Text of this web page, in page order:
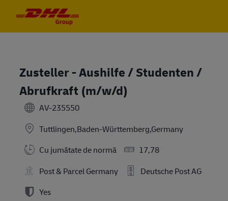
Zusteller - Aushilfe / Studenten /
Abrufkraft (m/w/d)
AV-235550
Tuttlingen,Baden-Württemberg,Germany
Cu jumătate de normă
17,78
Post & Parcel Germany
Deutsche Post AG
Yes